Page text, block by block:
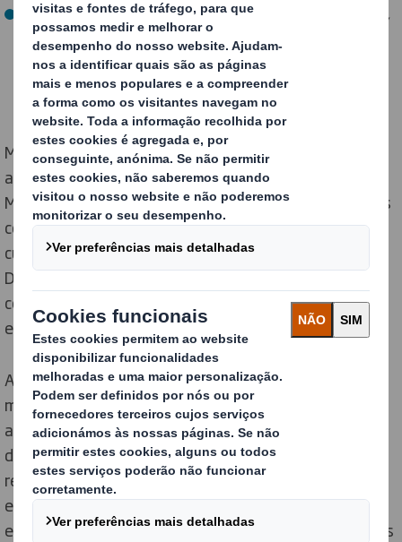
A DS Smith, fornecedor líder de packaging sustentável,
afirma que os custos financeiros, emocionais e
ambientais de entrega e devolução de artigos
danificados podem ser evitados utilizando o packaging
adequado.
Mais de dois em cada cinco (44%) europeus planeiam
aproveitar as vendas da Black Friday e da Cyber
Monday e, desses, 23% esperam receber até 3 artigos
com defeito ou danificados, o que representará um
custo total de, pelo menos, 1,36 mil milhões de euros.
De facto, 66% dos compradores já receberam artigos
com defeito ou danificados na sequência de
encomendas online.
A experiência causa "Frustração da Black Friday", com
mais de dois em cada cinco compradores (43%) a
afirmarem que os produtos que chegam partidos ou
danificados são a consequência mais frustrante de
receber uma encomenda. A chegada de uma
encomenda danificada afeta os consumidores
emocionalmente, deixando os europeus desapontados